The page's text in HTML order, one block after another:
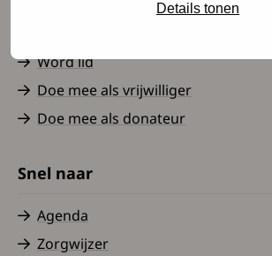
Details tonen
Word lid
Doe mee als vrijwilliger
Doe mee als donateur
Snel naar
Agenda
Zorgwijzer